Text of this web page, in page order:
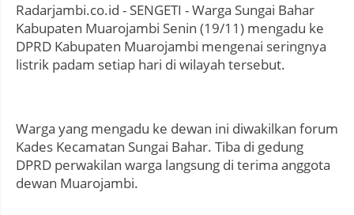
Radarjambi.co.id - SENGETI - Warga Sungai Bahar
Kabupaten Muarojambi Senin (19/11) mengadu ke
DPRD Kabupaten Muarojambi mengenai seringnya
listrik padam setiap hari di wilayah tersebut.
Warga yang mengadu ke dewan ini diwakilkan forum
Kades Kecamatan Sungai Bahar. Tiba di gedung
DPRD perwakilan warga langsung di terima anggota
dewan Muarojambi.